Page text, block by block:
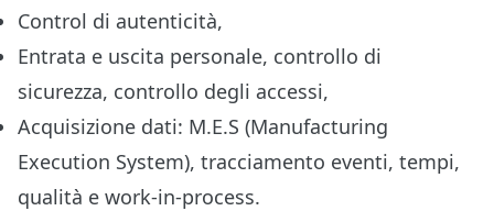
Control di autenticità,
Entrata e uscita personale, controllo di
sicurezza, controllo degli accessi,
Acquisizione dati: M.E.S (Manufacturing
Execution System), tracciamento eventi, tempi,
qualità e work-in-process.